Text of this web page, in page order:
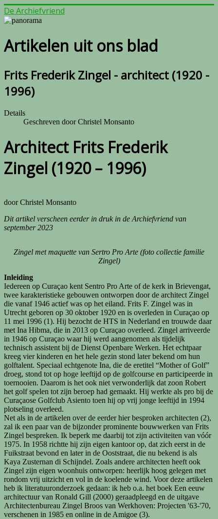
De Archiefvriend
Artikelen uit ons blad
Frits Frederik Zingel - architect (1920 -
1996)
Details
Geschreven doorChristel Monsanto
Architect Frits Frederik
Zingel (1920 – 1996)
door Christel Monsanto
Dit artikel verscheen eerder in druk in de Archiefvriend van
september 2023
Zingel met maquette van Sertro Pro Arte (foto collectie familie
Zingel)
Inleiding
Iedereen op Curaçao kent Sentro Pro Arte of de kerk in Brievengat,
twee karakteristieke gebouwen ontworpen door de architect Zingel
die vanaf 1946 actief was op het eiland. Frits F. Zingel was in
Utrecht geboren op 30 oktober 1920 en is overleden in Curaçao op
11 mei 1996 (1). Hij bezocht de HTS in Nederland en trouwde daar
met Ina Hibma, die in 2013 op Curaçao overleed. Zingel arriveerde
in 1946 op Curaçao waar hij werd aangenomen als tijdelijk
technisch assistent bij de Dienst Openbare Werken. Het echtpaar
kreeg vier kinderen en het hele gezin stond later bekend om hun
golftalent. Speciaal echtgenote Ina, die de eretitel “Mother of Golf”
droeg, stond tot op hoge leeftijd op de golfcourse en participeerde in
toernooien. Daarom is het ook niet verwonderlijk dat zoon Robert
het golf spelen tot zijn beroep had gemaakt. Hij werkte als pro bij de
Curaçaose Golfclub Asiento toen hij op vrij jonge leeftijd in 1994
plotseling overleed.
Net als in de artikelen over de eerder hier besproken architecten (2),
zal ik een paar van de bijzonder prominente bouwwerken van Frits
Zingel bespreken. Ik beperk me daarbij tot zijn activiteiten van vóór
1975. In 1958 richtte hij zijn eigen kantoor op, dat zich eerst in de
Fuikstraat bevond en later in de Ooststraat, die nu bekend is als
Kaya Zusternan di Schijndel. Zoals andere architecten heeft ook
Zingel zijn eigen woonhuis ontworpen: heerlijk hoog gelegen met
rondom vrij uitzicht en vol in de koelende wind. Voor deze artikelen
heb ik literatuuronderzoek gedaan: ik heb o.a. het boek Een eeuw
architectuur van Ronald Gill (2000) geraadpleegd en de uitgave
Architectenbureau Zingel Broos van Werkhoven: Projecten '63-'70,
verschenen in 1985 en online in de Amigoe (3).